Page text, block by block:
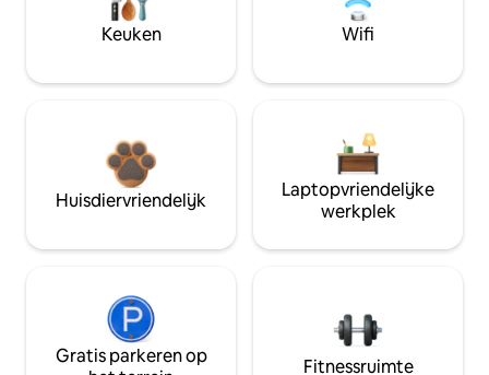
Keuken Wifi
Huisdiervriendelijk
Laptopvriendelijke
werkplek
Gratis parkeren op
Fitnessruimte